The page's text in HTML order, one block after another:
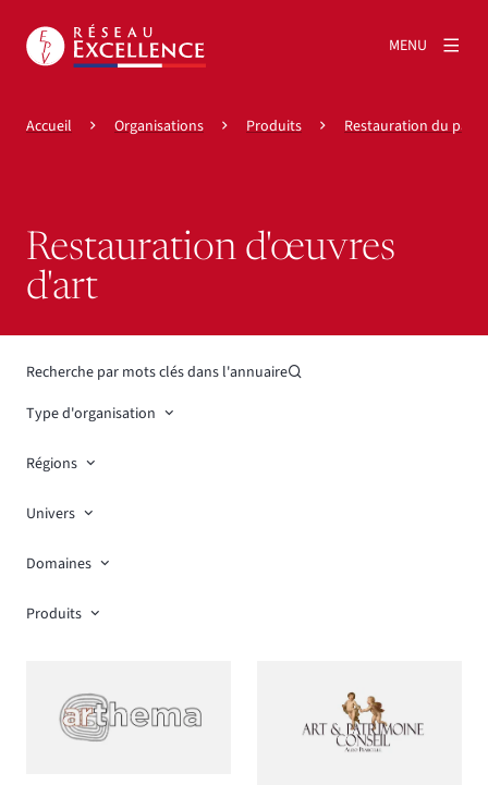
MENU
Accueil Organisations Produits Restauration du
Restauration d'œuvres
d'art
Recherche par mots clés dans l'annuaire
Type d'organisation
Régions
Univers
Domaines
Produits